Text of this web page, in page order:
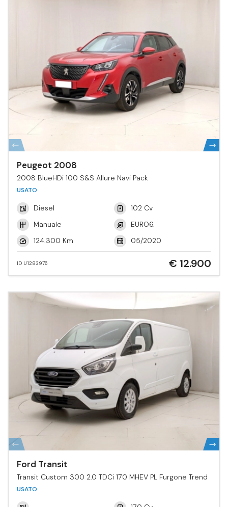
Peugeot 2008
2008 BlueHDi 100 S&S Allure Navi Pack
USATO
Diesel
102 Cv
Manuale
EURO6.
124.300 Km
05/2020
ID U1283976 € 12.900
Ford Transit
Transit Custom 300 2.0 TDCi 170 MHEV PL Furgone Trend
USATO